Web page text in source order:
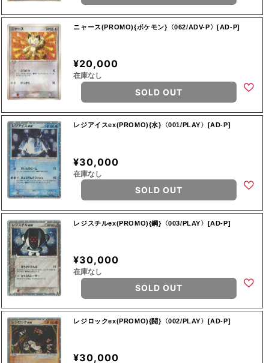
ニャース(PROMO){ポケモン}〈062/ADV-P〉[AD-P]
¥20,000
在庫なし
SOLD OUT
レジアイスex(PROMO){水}〈001/PLAY〉[AD-P]
¥30,000
在庫なし
SOLD OUT
レジスチルex(PROMO){鋼}〈003/PLAY〉[AD-P]
¥30,000
在庫なし
SOLD OUT
レジロックex(PROMO){闘}〈002/PLAY〉[AD-P]
¥30,000